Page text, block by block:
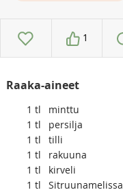
1
Raaka-aineet
1 tl
minttu
1 tl
persilja
1 tl
tilli
1 tl
rakuuna
1 tl
kirveli
1 tl Sitruunamelissa